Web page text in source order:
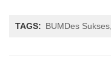
TAGS: BUMDes Sukses